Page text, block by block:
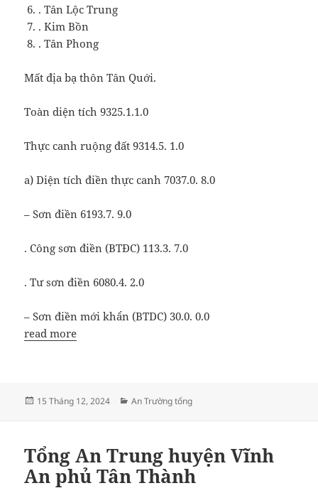
. Tân Lộc Trung
. Kim Bồn
. Tân Phong
Mất địa bạ thôn Tân Quới.
Toàn diện tích 9325.1.1.0
Thực canh ruộng đất 9314.5. 1.0
a) Diện tích điền thực canh 7037.0. 8.0
– Sơn điền 6193.7. 9.0
. Công sơn điền (BTĐC) 113.3. 7.0
. Tư sơn điền 6080.4. 2.0
– Sơn điền mới khẩn (BTDC) 30.0. 0.0
read more
Đăng
15 Tháng 12, 2024
Danh
An Trường tổng
Tổng An Trung huyện Vĩnh
An phủ Tân Thành